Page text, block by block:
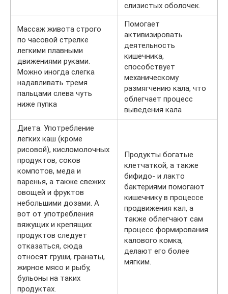
слизистых оболочек.
Массаж живота строго
по часовой стрелке
легкими плавными
движениями руками.
Можно иногда слегка
надавливать тремя
пальцами слева чуть
ниже пупка
Помогает
активизировать
деятельность
кишечника,
способствует
механическому
размягчению кала, что
облегчает процесс
выведения кала
Диета. Употребление
легких каш (кроме
рисовой), кисломолочных
продуктов, соков
компотов, меда и
варенья, а также свежих
овощей и фруктов
небольшими дозами. А
вот от употребления
вяжущих и крепящих
продуктов следует
отказаться, сюда
относят груши, гранаты,
жирное мясо и рыбу,
бульоны на таких
продуктах.
Продукты богатые
клетчаткой, а также
бифидо- и лакто
бактериями помогают
кишечнику в процессе
продвижения кал, а
также облегчают сам
процесс формирования
калового комка,
делают его более
мягким.